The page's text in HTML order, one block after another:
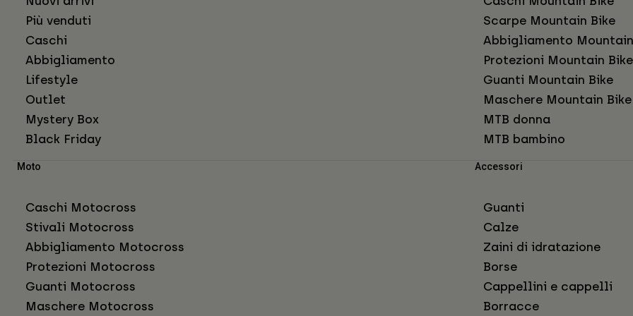
Più venduti
Caschi
Abbigliamento
Lifestyle
Outlet
Mystery Box
Black Friday
Scarpe Mountain Bike
Abbigliamento
Protezioni Mountain Bike
Guanti Mountain Bike
Maschere Mountain Bike
MTB donna
MTB bambino
Moto
Caschi Motocross
Stivali Motocross
Abbigliamento Motocross
Protezioni Motocross
Guanti Motocross
Maschere Motocross
Accessori
Guanti
Calze
Zaini di idratazione
Borse
Cappellini e cappelli
Borracce